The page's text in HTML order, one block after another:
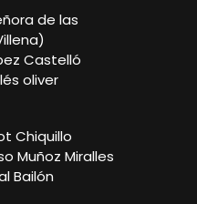
de las
Castelló
oliver
Chiquillo
Muñoz Miralles
Bailón